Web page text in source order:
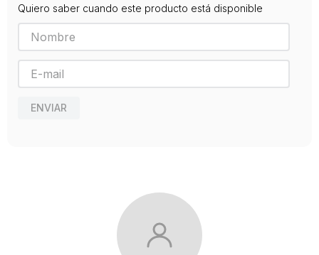
Quiero saber cuando este producto está disponible
ENVIAR